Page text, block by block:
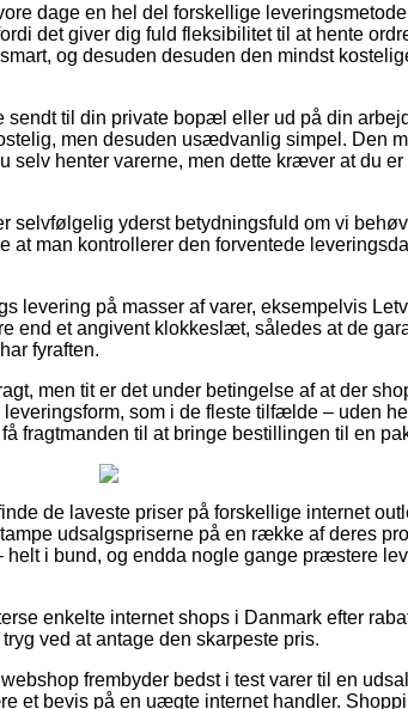
dage en hel del forskellige
det giver dig fuld fleksibilitet til at hente
og desuden desuden den mindst
til din private bopæl eller ud på din
men desuden usædvanlig simpel. Den
selv henter varerne, men dette kræver at du
selvfølgelig yderst betydningsfuld om vi
at man kontrollerer den forventede
levering på masser af varer, eksempelvis
end et angivent klokkeslæt, således at de
fyraften.
men tit er det under betingelse af at der
som i de fleste tilfælde – uden
fragtmanden til at bringe bestillingen til en
de laveste priser på forskellige internet
udsalgspriserne på en række af deres
helt i bund, og endda nogle gange præstere
enkelte internet shops i Danmark efter
ved at antage den skarpeste pris.
frembyder bedst i test varer til en
et bevis på en uægte internet handler.